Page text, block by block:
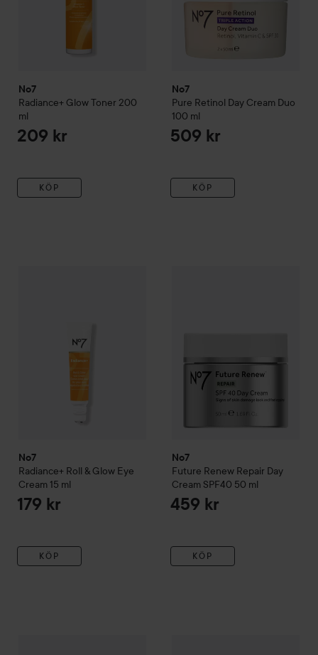
No7
Radiance+ Glow Toner 200
ml
209 kr
KÖP
No7
Pure Retinol Day Cream Duo
100 ml
509 kr
KÖP
No7
Radiance+ Roll & Glow Eye
Cream 15 ml
179 kr
KÖP
No7
Future Renew Repair Day
Cream SPF40 50 ml
459 kr
KÖP